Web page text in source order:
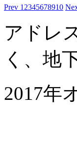
Prev 1 2345678910
アドレ
く、地
2017年